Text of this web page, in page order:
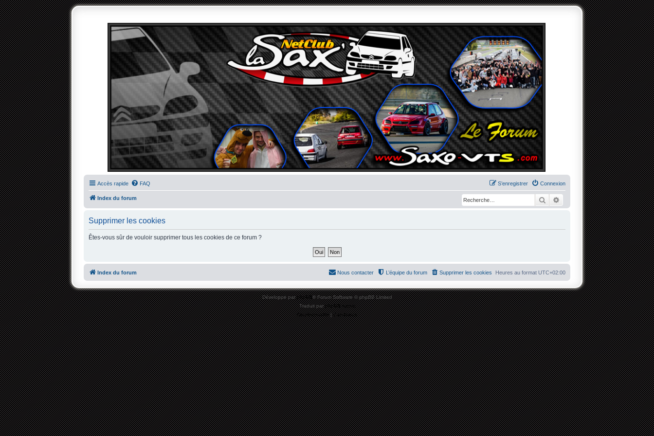
Accès rapide FAQ Connexion
S’enregistrer
Index du forum RechercherRecherche avancée
Supprimer les cookies
Êtes-vous sûr de vouloir supprimer tous les cookies de ce forum ?
Index du forum Heures au format UTC+02:00
Supprimer les cookies
L’équipe du forum
Nous contacter
Développé parphpBB® Forum Software © phpBB Limited
Traduit parphpBB-fr.com
Confidentialité|Conditions